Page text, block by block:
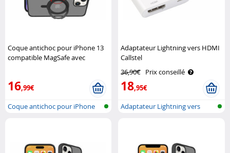
Coque antichoc pour iPhone 13
compatible MagSafe avec
16,99€
Coque antichoc pour iPhone
Adaptateur Lightning vers HDMI
Callstel
36,90€ Prix conseillé
18,95€
Adaptateur Lightning vers